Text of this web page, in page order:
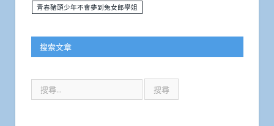
青春豬頭少年不會夢到兔女郎學姐
搜索文章